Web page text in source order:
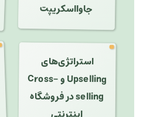
جاوااسکریپت
استراتژی‌های
Upselling و Cross-
selling در فروشگاه